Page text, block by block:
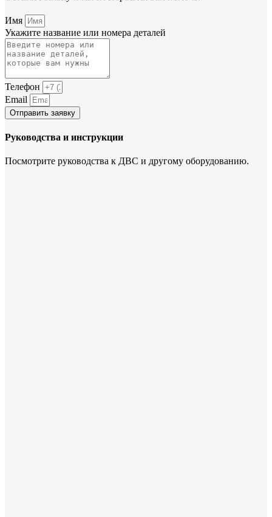
Имя
Укажите название или номера деталей
Телефон
Email
Отправить заявку
Руководства и инструкции
Посмотрите руководства к ДВС и другому оборудованию.